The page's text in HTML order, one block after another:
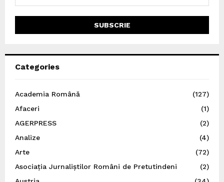
Categories
Academia Română
(127)
Afaceri
(1)
AGERPRESS
(2)
Analize
(4)
Arte
(72)
Asociația Jurnaliștilor Români de Pretutindeni
(2)